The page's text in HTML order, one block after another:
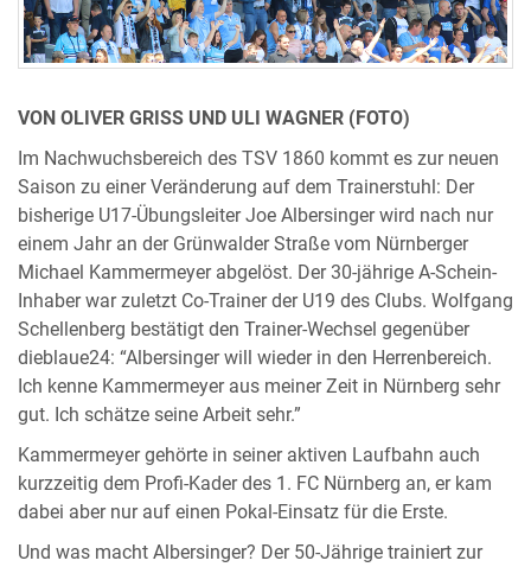
VON OLIVER GRISS UND ULI WAGNER (FOTO)
Im Nachwuchsbereich des TSV 1860 kommt es zur neuen
Saison zu einer Veränderung auf dem Trainerstuhl: Der
bisherige U17-Übungsleiter Joe Albersinger wird nach nur
einem Jahr an der Grünwalder Straße vom Nürnberger
Michael Kammermeyer abgelöst. Der 30-jährige A-Schein-
Inhaber war zuletzt Co-Trainer der U19 des Clubs. Wolfgang
Schellenberg bestätigt den Trainer-Wechsel gegenüber
dieblaue24: “Albersinger will wieder in den Herrenbereich.
Ich kenne Kammermeyer aus meiner Zeit in Nürnberg sehr
gut. Ich schätze seine Arbeit sehr.”
Kammermeyer gehörte in seiner aktiven Laufbahn auch
kurzzeitig dem Profi-Kader des 1. FC Nürnberg an, er kam
dabei aber nur auf einen Pokal-Einsatz für die Erste.
Und was macht Albersinger? Der 50-Jährige trainiert zur